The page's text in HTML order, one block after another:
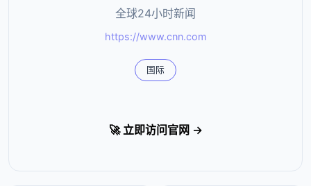
全球24小时新闻
https://www.cnn.com
国际
🚀 立即访问官网 →